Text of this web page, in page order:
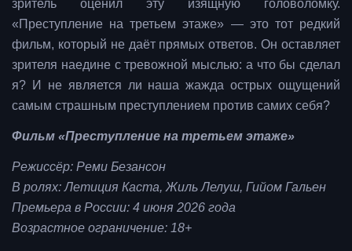
зритель оценил эту изящную головоломку.
«Преступление на третьем этаже» — это тот редкий
фильм, который не даёт прямых ответов. Он оставляет
зрителя наедине с тревожной мыслью: а что бы сделал
я? И не является ли наша жажда острых ощущений
самым страшным преступлением против самих себя?
Фильм «Преступление на третьем этаже»
Режиссёр: Реми Безансон
В ролях: Летиция Каста, Жиль Лелуш, Гийом Гальен
Премьера в России: 4 июня 2026 года
Возрастное ограничение: 18+